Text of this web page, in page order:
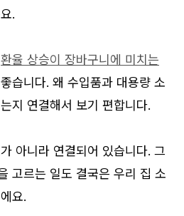
.
환율 상승이 장바구니에 미치는
습니다. 왜 수입품과 대용량 소
지 연결해서 보기 편합니다.
아니라 연결되어 있습니다. 그
고르는 일도 결국은 우리 집 소
요.